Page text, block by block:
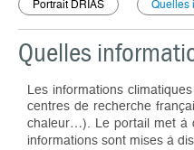
Portrait DRIAS Quelles
Quelles
Les informations
centres de recherche
chaleur…). Le portail met à
informations sont mises à